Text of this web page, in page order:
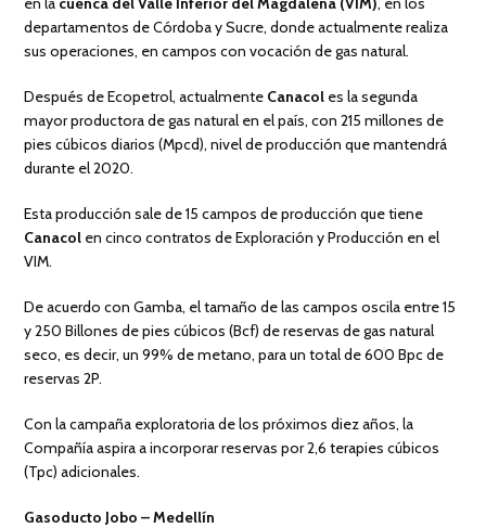
departamentos de Córdoba y Sucre, donde actualmente realiza
sus operaciones, en campos con vocación de gas natural.
Después de Ecopetrol, actualmente Canacol es la segunda
mayor productora de gas natural en el país, con 215 millones de
pies cúbicos diarios (Mpcd), nivel de producción que mantendrá
durante el 2020.
Esta producción sale de 15 campos de producción que tiene
Canacol en cinco contratos de Exploración y Producción en el
VIM.
De acuerdo con Gamba, el tamaño de las campos oscila entre 15
y 250 Billones de pies cúbicos (Bcf) de reservas de gas natural
seco, es decir, un 99% de metano, para un total de 600 Bpc de
reservas 2P.
Con la campaña exploratoria de los próximos diez años, la
Compañía aspira a incorporar reservas por 2,6 terapies cúbicos
(Tpc) adicionales.
Gasoducto Jobo – Medellín